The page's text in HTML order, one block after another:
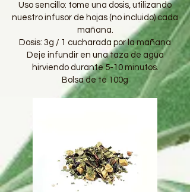
Uso sencillo: tome una dosis, utilizando
nuestro infusor de hojas (no incluido) cada
mañana.
Dosis: 3g / 1 cucharada por la mañana
Deje infundir en una taza de agua
hirviendo durante 5-10 minutos.
Bolsa de té 100g